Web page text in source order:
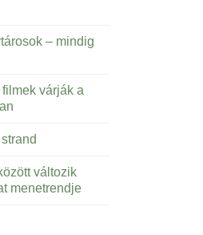
– mindig
várják a
változik
menetrendje